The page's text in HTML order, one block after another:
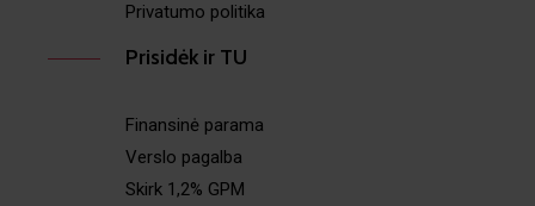
Privatumo politika
Prisidėk ir TU
Finansinė parama
Verslo pagalba
Skirk 1,2% GPM